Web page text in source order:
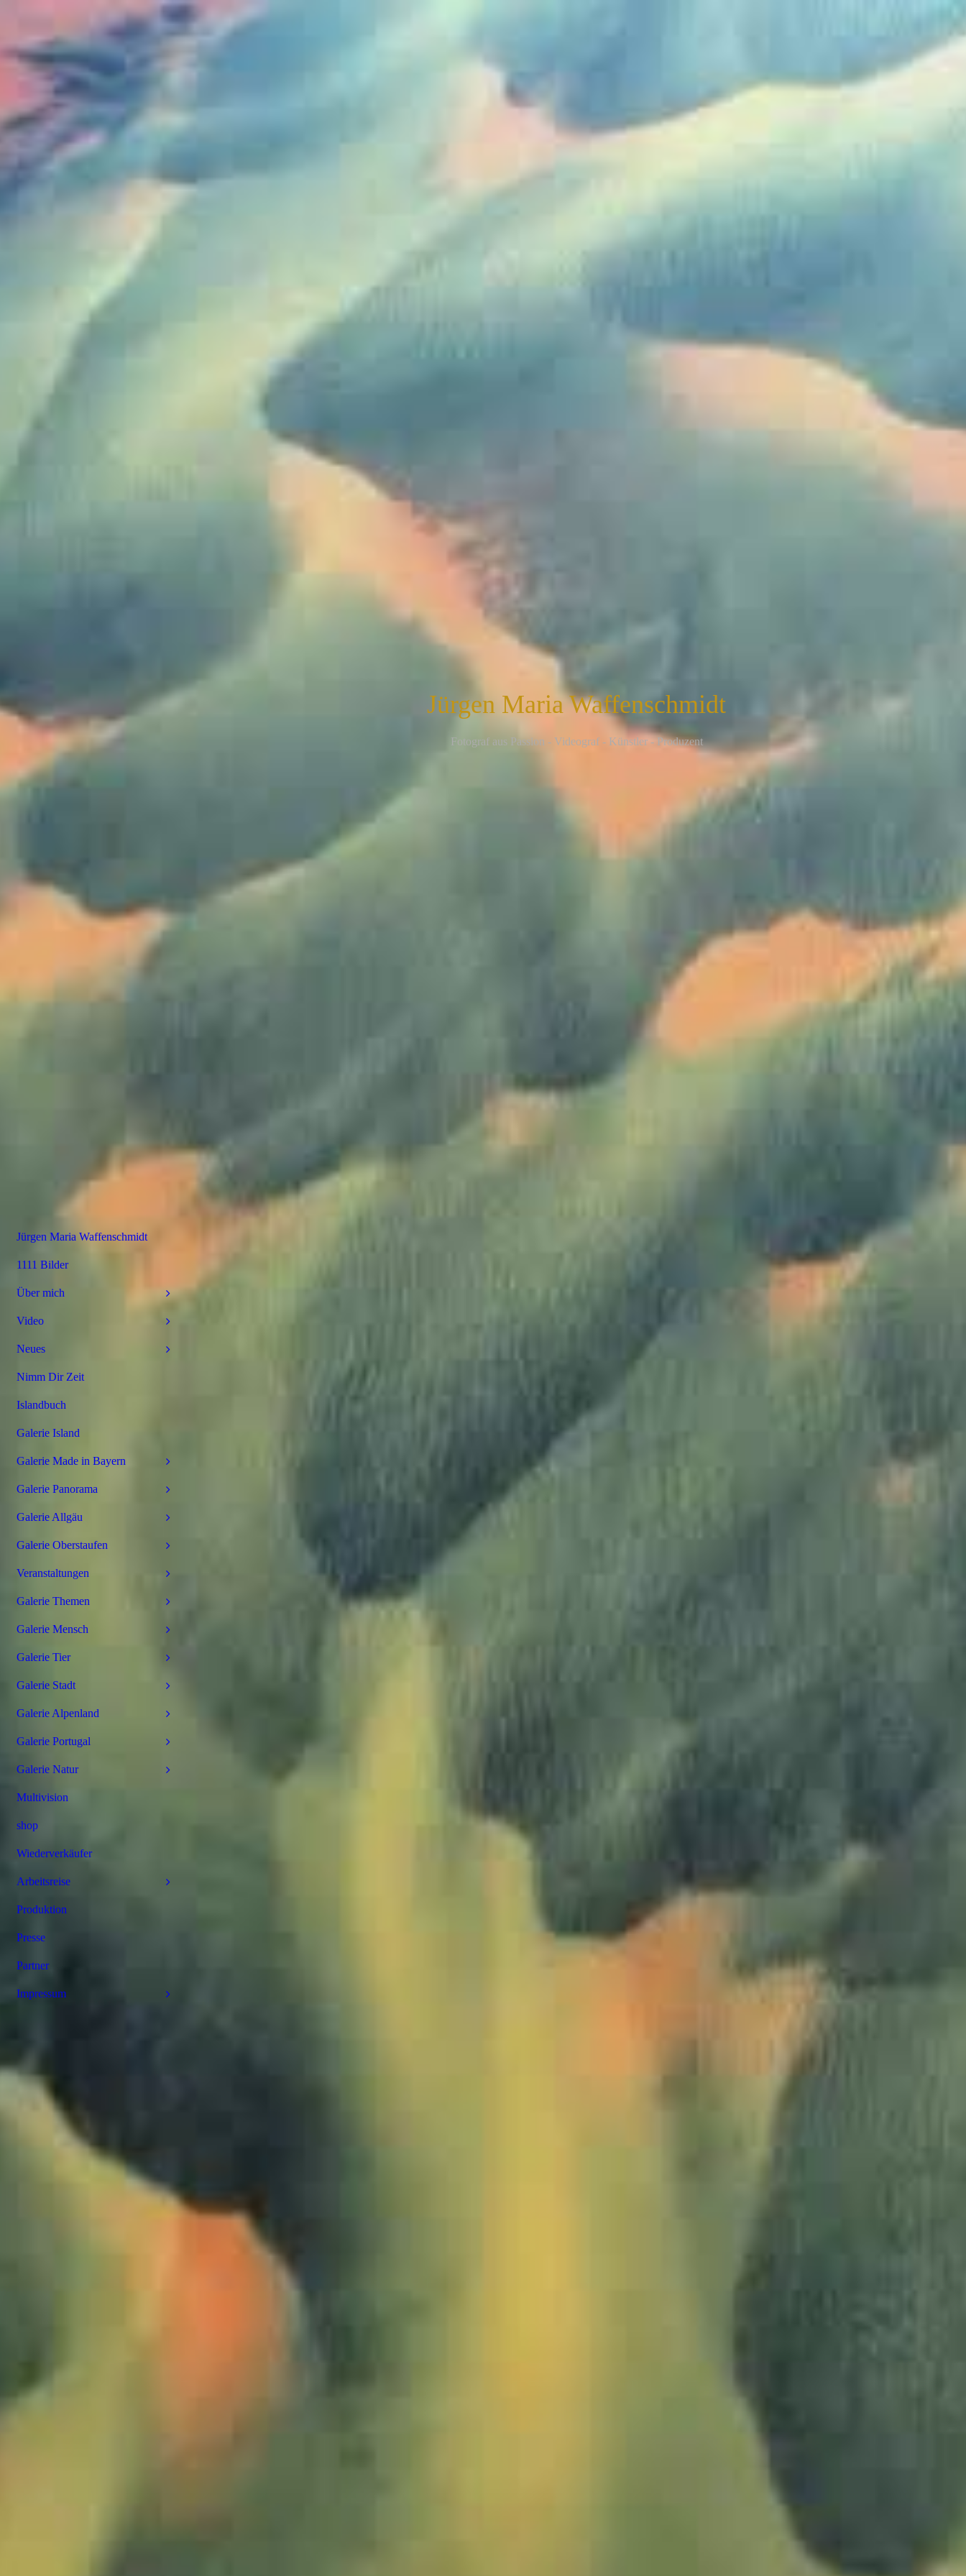
Jürgen Maria Waffenschmidt
Fotograf aus Passion - Videograf - Künstler - Produzent
Jürgen Maria Waffenschmidt
1111 Bilder
Über mich
Video
Neues
Nimm Dir Zeit
Islandbuch
Galerie Island
Galerie Made in Bayern
Galerie Panorama
Galerie Allgäu
Galerie Oberstaufen
Veranstaltungen
Galerie Themen
Galerie Mensch
Galerie Tier
Galerie Stadt
Galerie Alpenland
Galerie Portugal
Galerie Natur
Multivision
shop
Wiederverkäufer
Arbeitsreise
Produktion
Presse
Partner
Impressum